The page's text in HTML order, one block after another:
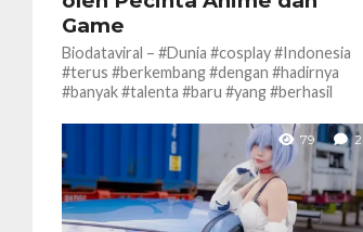
Game
Biodataviral – #Dunia #cosplay #Indonesia
#terus #berkembang #dengan #hadirnya
#banyak #talenta #baru #yang #berhasil
manga, game, dan...
79 2